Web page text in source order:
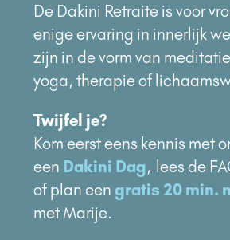
De Dakini Retraite is voor
enige ervaring in innerlijk
zijn in de vorm van
yoga, therapie of
Twijfel je?
Kom eerst eens kennis met
een Dakini Dag, lees de
of plan een gratis 20 min.
met Marije.